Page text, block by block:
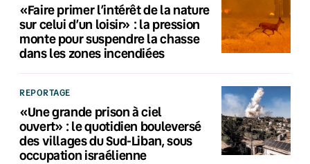
«Faire primer l’intérêt de la nature
sur celui d’un loisir» : la pression
monte pour suspendre la chasse
dans les zones incendiées
REPORTAGE
«Une grande prison à ciel
ouvert» : le quotidien bouleversé
des villages du Sud-Liban, sous
occupation israélienne